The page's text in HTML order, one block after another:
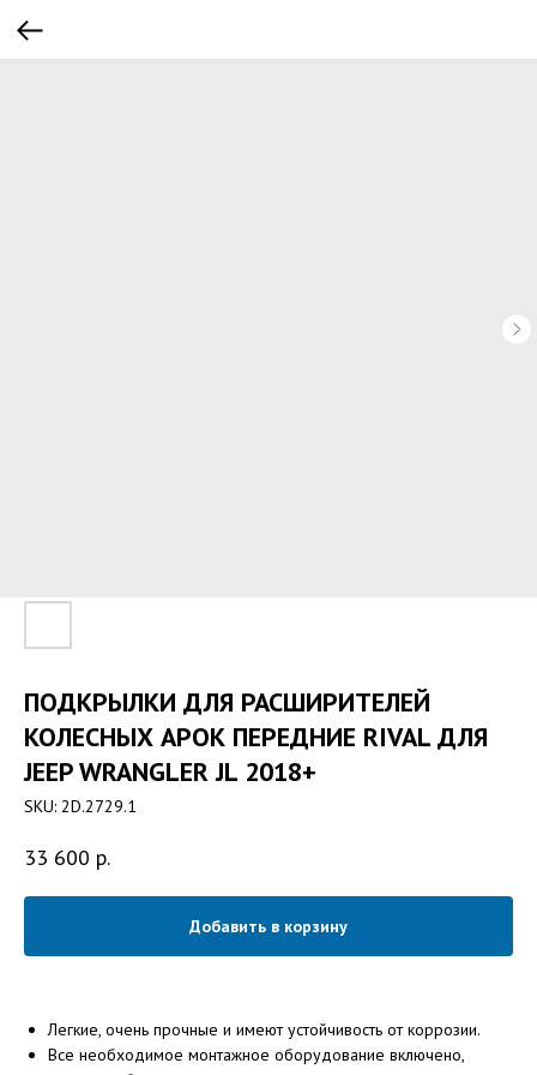
ПОДКРЫЛКИ ДЛЯ РАСШИРИТЕЛЕЙ
КОЛЕСНЫХ АРОК ПЕРЕДНИЕ RIVAL ДЛЯ
JEEP WRANGLER JL 2018+
SKU: 2D.2729.1
33 600 р.
Добавить в корзину
Легкие, очень прочные и имеют устойчивость от коррозии.
Все необходимое монтажное оборудование включено,